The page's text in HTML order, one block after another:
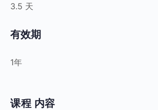
3.5 天
有效期
1年
课程 内容